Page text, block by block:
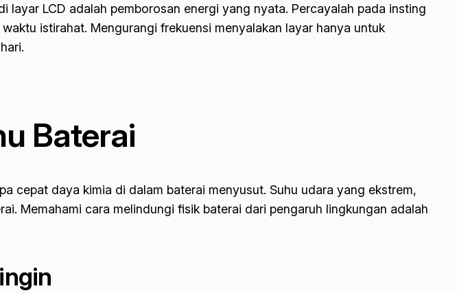
layar LCD adalah pemborosan energi yang nyata. Percayalah pada insting
istirahat. Mengurangi frekuensi menyalakan layar hanya untuk
Baterai
cepat daya kimia di dalam baterai menyusut. Suhu udara yang ekstrem,
Memahami cara melindungi fisik baterai dari pengaruh lingkungan adalah